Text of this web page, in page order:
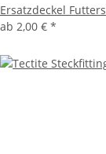
Ersatzdeckel
ab 2,00 € *